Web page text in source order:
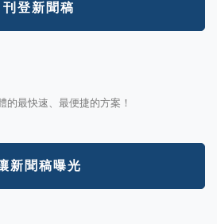
刊登新聞稿
最快速、最便捷的方案！
新聞稿曝光